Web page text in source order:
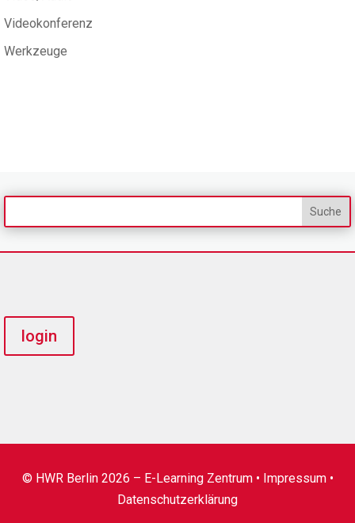
Videokonferenz
Werkzeuge
login
© HWR Berlin 2026 – E-Learning Zentrum • Impressum•
Datenschutzerklärung